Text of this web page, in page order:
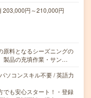
円～210,000円
原料となるシーズニングの
製品の充填作業・サン…
ソコンスキル不要 / 英語力
でも安心スタート！・登録